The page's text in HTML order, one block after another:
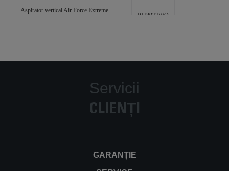
Aspirator vertical Air Force Extreme
RH8977WO
CORDLESS HANDSTICK RH8770 RH877101
AIR FORCE EXTREME POWER PRO RH8895WO
RH8569WH
Servicii
CLIENȚI
GARANȚIE